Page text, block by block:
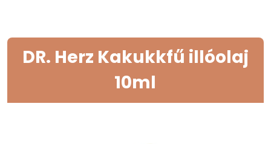
DR. Herz Kakukkfű illóolaj
10ml